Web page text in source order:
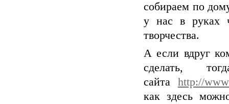
собираем по
у нас в руках
творчества.
А если вдруг
сделать,
сайта http://
как здесь